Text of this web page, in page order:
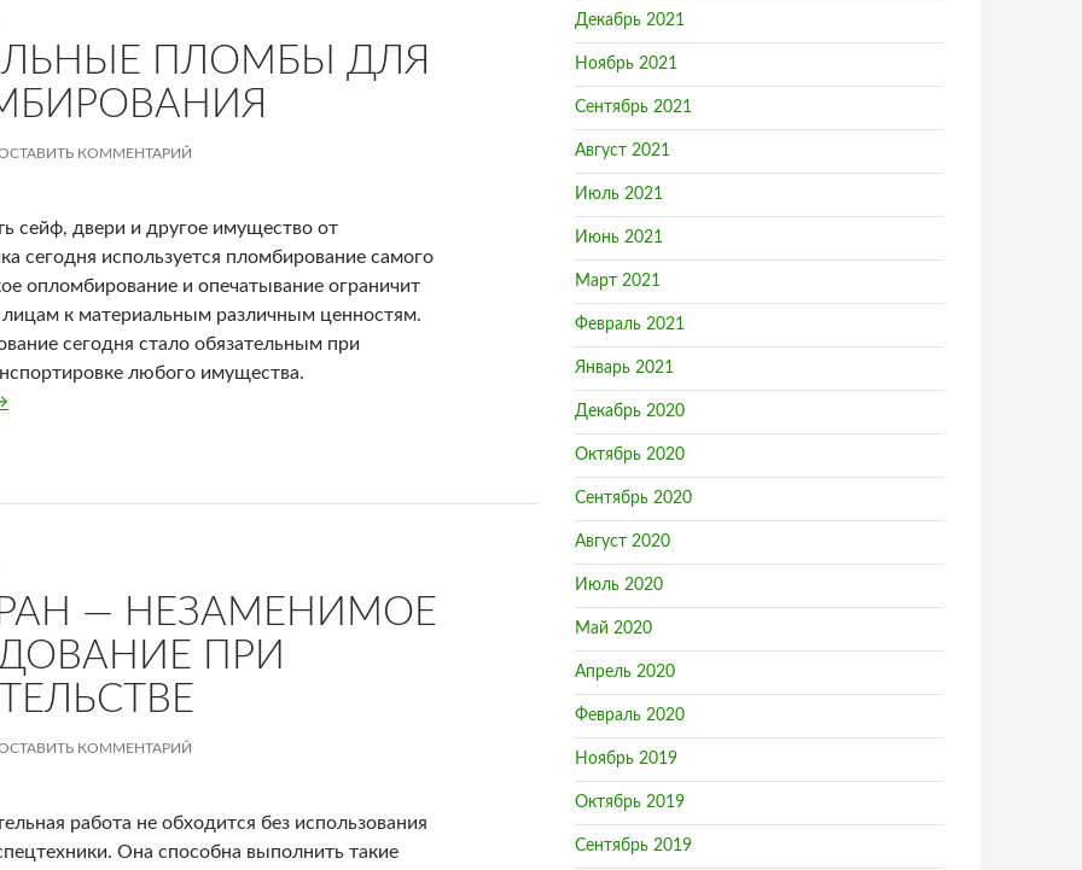
ПЛОМБЫ ДЛЯ
КОММЕНТАРИЙ
сейф, двери и другое имущество от
сегодня используется пломбирование самого
опломбирование и опечатывание ограничит
к материальным различным ценностям.
сегодня стало обязательным при
любого имущества.
пломбы для опломбирования
— НЕЗАМЕНИМОЕ
ПРИ
КОММЕНТАРИЙ
работа не обходится без использования
Она способна выполнить такие
Декабрь 2021
Ноябрь 2021
Сентябрь 2021
Август 2021
Июль 2021
Июнь 2021
Март 2021
Февраль 2021
Январь 2021
Декабрь 2020
Октябрь 2020
Сентябрь 2020
Август 2020
Июль 2020
Май 2020
Апрель 2020
Февраль 2020
Ноябрь 2019
Октябрь 2019
Сентябрь 2019